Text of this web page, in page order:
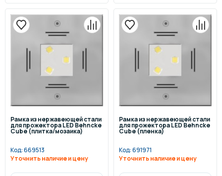
Рамка из нержавеющей стали
для прожектора LED Behncke
Cube (плитка/мозаика)
Код:669513
Уточнить наличие и цену
Рамка из нержавеющей стали
для прожектора LED Behncke
Cube (пленка)
Код:691971
Уточнить наличие и цену